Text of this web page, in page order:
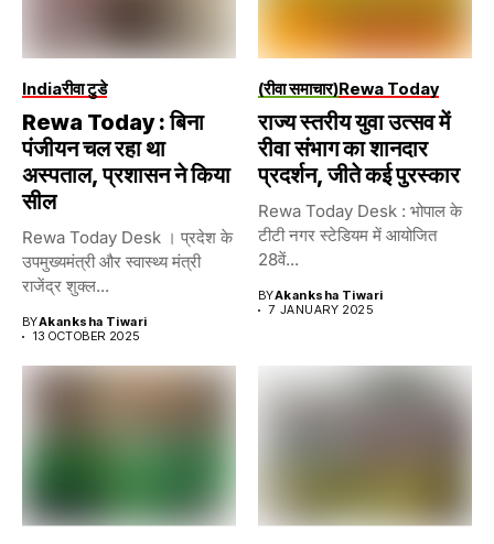
Indiaरीवा टुडे
Rewa Today : बिना
पंजीयन चल रहा था
अस्पताल, प्रशासन ने किया
सील
Rewa Today Desk । प्रदेश के
उपमुख्यमंत्री और स्वास्थ्य मंत्री
राजेंद्र शुक्ल...
BYAkanksha Tiwari
13 OCTOBER 2025
(रीवा समाचार)Rewa Today
राज्य स्तरीय युवा उत्सव में
रीवा संभाग का शानदार
प्रदर्शन, जीते कई पुरस्कार
Rewa Today Desk : भोपाल के
टीटी नगर स्टेडियम में आयोजित
28वें...
BYAkanksha Tiwari
7 JANUARY 2025